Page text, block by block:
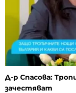
Д-р Спасова:
зачестяват